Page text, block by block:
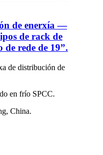
de enerxía —
de rack de
rede de 19”.
de distribución de
en frío SPCC.
China.